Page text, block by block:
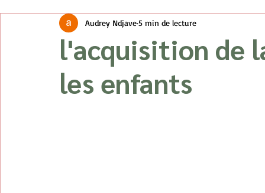
Développement Vie de Famille /
Mon journal d'immigration
l'acquisition de
les enfants
Audrey Ndjave5 min de lecture